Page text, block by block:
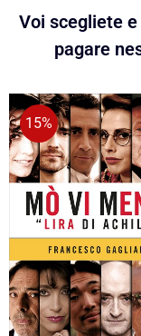
Voi scegliete
pagare
15%